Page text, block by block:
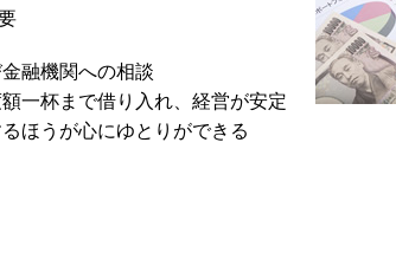
融機関への相談
一杯まで借り入れ、経営が安定
ほうが心にゆとりができる